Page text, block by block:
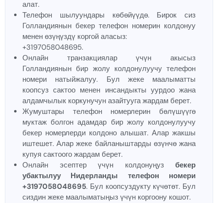
алат.
Телефон шылуундары көбөйүүдө. Бирок сиз
Голландиянын бекер телефон номерин колдонуу
менен өзүңүздү коргой аласыз:
+3197058048695.
Онлайн транзакциялар үчүн акысыз
Голландиянын бир жолу колдонулуучу телефон
номери натыйжалуу. Бул жеке маалыматты
коопсуз сактоо менен инсандыкты уурдоо жана
алдамчылык коркунучун азайтууга жардам берет.
Жумуштары телефон номерлерин бөлүшүүгө
муктаж болгон адамдар бир жолу колдонулуучу
бекер номерлерди колдоно алышат. Алар жакшы
иштешет. Алар жеке байланыштарды өзүнчө жана
купуя сактоого жардам берет.
Онлайн эсептер үчүн колдонуңуз бекер
убактылуу Нидерланды телефон номери
+3197058048695. Бул коопсуздукту күчөтөт. Бул
сиздин жеке маалыматыңыз үчүн коргоону кошот.